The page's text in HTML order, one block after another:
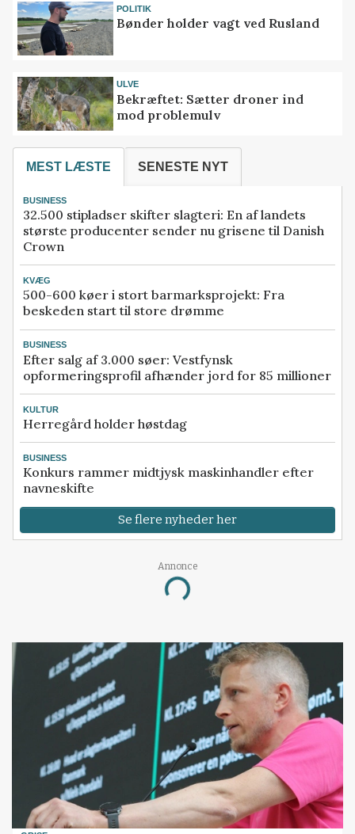
POLITIK
Bønder holder vagt ved Rusland
ULVE
Bekræftet: Sætter droner ind
mod problemulv
MEST LÆSTE SENESTE NYT
BUSINESS
32.500 stipladser skifter slagteri: En af landets
største producenter sender nu grisene til Danish
Crown
KVÆG
500-600 køer i stort barmarksprojekt: Fra
beskeden start til store drømme
BUSINESS
Efter salg af 3.000 søer: Vestfynsk
opformeringsprofil afhænder jord for 85 millioner
KULTUR
Herregård holder høstdag
BUSINESS
Konkurs rammer midtjysk maskinhandler efter
navneskifte
Se flere nyheder her
Annonce
Loading...